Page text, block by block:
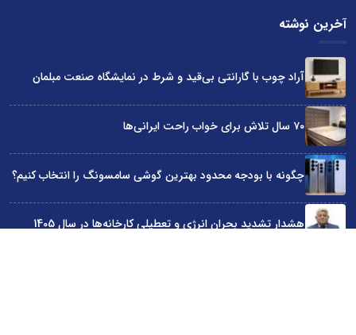
آخرین نوشته
آراد چوب با گارانتی بی‌قید و شرط در نمایشگاه صنعت مبلمان
۷۰ سال تلاش برای خواب راحت ایرانی‌ها
چگونه با بودجه محدود بهترین گوشی سامسونگ را انتخاب کنیم؟
هشدار تشدید بحران انرژی و تعطیلی کارخانه‌ها در سال 1405